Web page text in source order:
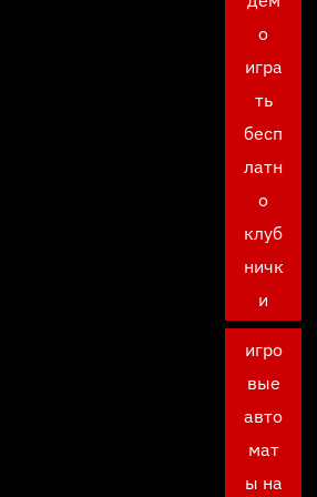
о
игра
ть
бесп
латн
о
клуб
ничк
и
игро
вые
авто
мат
ы на